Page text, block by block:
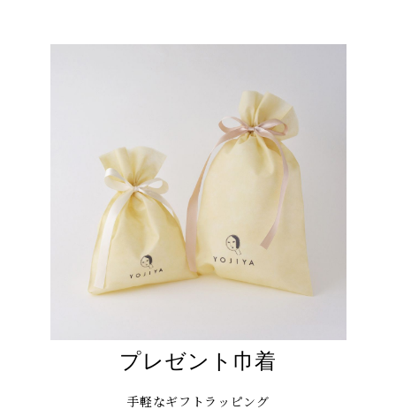
プレゼント巾着
手軽なギフトラッピング